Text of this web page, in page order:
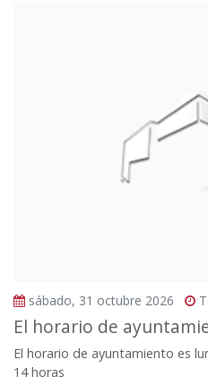
sábado, 31 octubre 2026
El horario de
El horario de ayuntamiento es
14 horas